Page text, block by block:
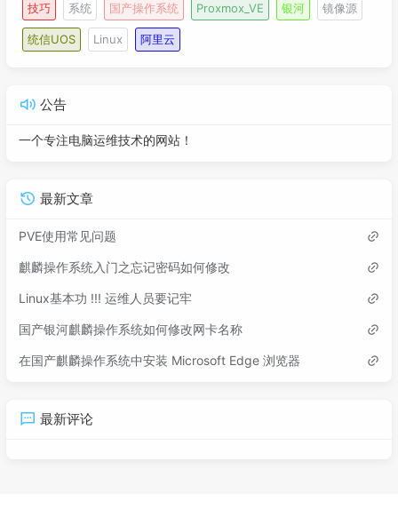
技巧 系统 国产操作系统 Proxmox_VE 银河 镜像源
统信UOS Linux 阿里云
公告
一个专注电脑运维技术的网站！
最新文章
PVE使用常见问题
麒麟操作系统入门之忘记密码如何修改
Linux基本功 !!! 运维人员要记牢
国产银河麒麟操作系统如何修改网卡名称
在国产麒麟操作系统中安装 Microsoft Edge 浏览器
最新评论